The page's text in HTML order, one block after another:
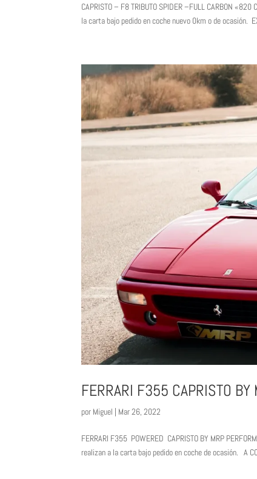
CAPRISTO – F8 TRIBUTO SPIDER –FULL CARBON «820
la carta bajo pedido en coche nuevo 0km o de ocasión.
FERRARI F355 CAPRISTO BY
por Miguel | Mar 26, 2022
FERRARI F355 POWERED CAPRISTO BY MRP
realizan a la carta bajo pedido en coche de ocasión. A